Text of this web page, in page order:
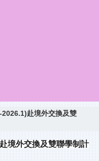
2026.1)赴境外交換及雙
境外交換及雙聯學制計